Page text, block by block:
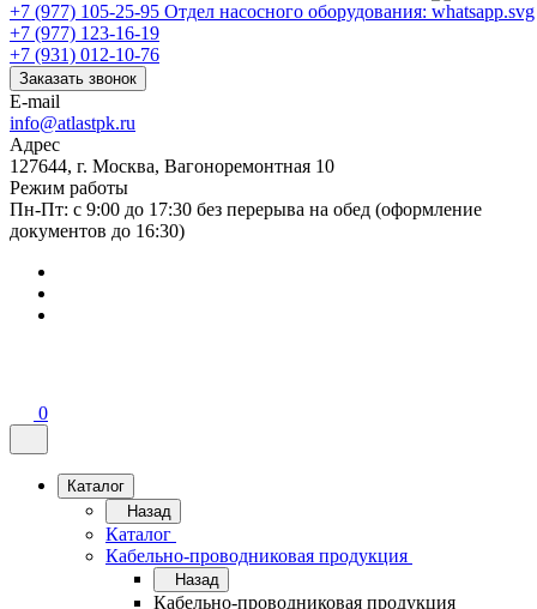
+7 (977) 105-25-95 Отдел насосного оборудования:
+7 (977) 123-16-19
+7 (931) 012-10-76
Заказать звонок
E-mail
info@atlastpk.ru
Адрес
127644, г. Москва, Вагоноремонтная 10
Режим работы
Пн-Пт: с 9:00 до 17:30 без перерыва на обед (оформление
документов до 16:30)
0
Каталог
Назад
Каталог
Кабельно-проводниковая продукция
Назад
Кабельно-проводниковая продукция